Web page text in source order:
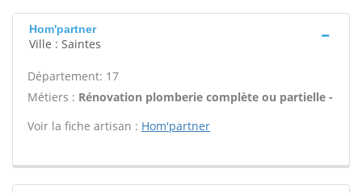
Hom'partner
Ville : Saintes
Département: 17
Métiers : Rénovation plomberie complète ou partielle -
Voir la fiche artisan : Hom'partner